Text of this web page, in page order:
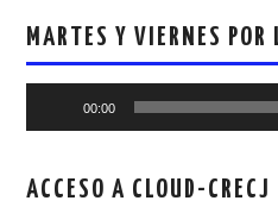
MARTES Y VIERNES POR
de
00:00
ACCESO A CLOUD-CRECJ